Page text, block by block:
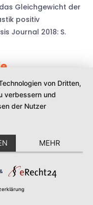
Gleichgewicht der
positiv
Journal 2018: S.
der Rehabilitation,
und
und
beinhaltet sie
Haltefunktion,
konventionellen
die Bewegungen
von Dritten,
verbessern und
der Nutzer
MEHR
&